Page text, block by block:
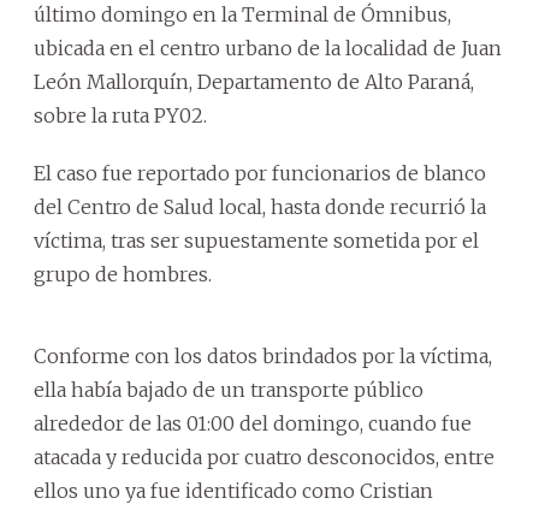
último domingo en la Terminal de Ómnibus,
ubicada en el centro urbano de la localidad de Juan
León Mallorquín, Departamento de Alto Paraná,
sobre la ruta PY02.
El caso fue reportado por funcionarios de blanco
del Centro de Salud local, hasta donde recurrió la
víctima, tras ser supuestamente sometida por el
grupo de hombres.
Conforme con los datos brindados por la víctima,
ella había bajado de un transporte público
alrededor de las 01:00 del domingo, cuando fue
atacada y reducida por cuatro desconocidos, entre
ellos uno ya fue identificado como Cristian